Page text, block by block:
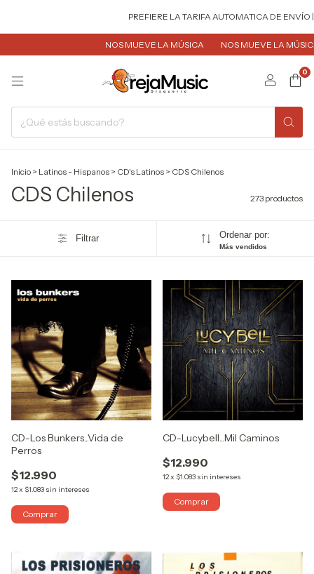
PREFIERE LA TARIFA AUTOMATICA DE ENVÍO | +
NOS MUEVE LA MÚSICA NOS MUEVE LA MÚSICA NOS
0
Inicio > Latinos - Hispanos > CD's Latinos > CDS Chilenos
CDS Chilenos 273 productos
Filtrar Ordenar por:
Más vendidos
CD-Los Bunkers...Vida de
Perros
$12.990
12x $1.083 sin intereses
CD-Lucybell...Mil Caminos
$12.990
12x $1.083 sin intereses